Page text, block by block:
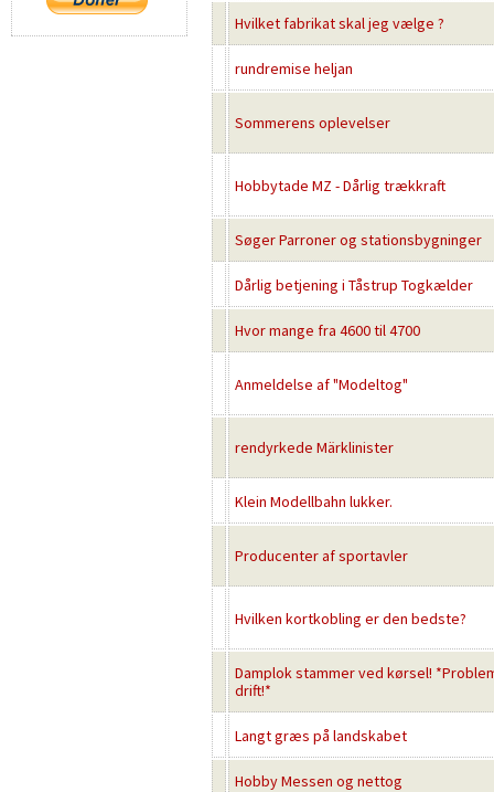
Hvilket fabrikat skal jeg vælge ?
rundremise heljan
Sommerens oplevelser
Hobbytade MZ - Dårlig trækkraft
Søger Parroner og stationsbygninger
Dårlig betjening i Tåstrup Togkælder
Hvor mange fra 4600 til 4700
Anmeldelse af "Modeltog"
rendyrkede Märklinister
Klein Modellbahn lukker.
Producenter af sportavler
Hvilken kortkobling er den bedste?
Damplok stammer ved kørsel!
drift!*
Langt græs på landskabet
Hobby Messen og nettog